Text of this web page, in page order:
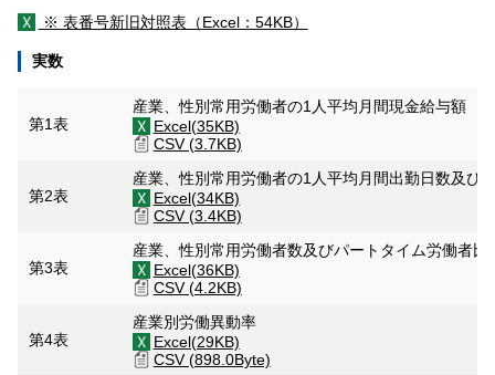
※ 表番号新旧対照表（Excel：54KB）
実数
第1表
産業、性別常用労働者の1人平均月間現金給与額
Excel(35KB)
CSV (3.7KB)
第2表
産業、性別常用労働者の1人平均月間出勤日数及び
Excel(34KB)
CSV (3.4KB)
第3表
産業、性別常用労働者数及びパートタイム労働者
Excel(36KB)
CSV (4.2KB)
第4表
産業別労働異動率
Excel(29KB)
CSV (898.0Byte)